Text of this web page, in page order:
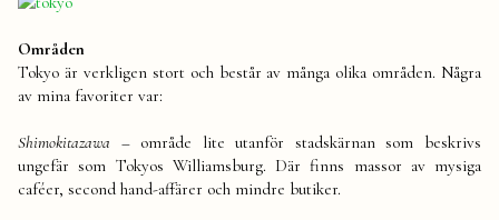
Områden
Tokyo är verkligen stort och består av många olika områden. Några
av mina favoriter var:
Shimokitazawa – område lite utanför stadskärnan som beskrivs
ungefär som Tokyos Williamsburg. Där finns massor av mysiga
caféer, second hand-affärer och mindre butiker.